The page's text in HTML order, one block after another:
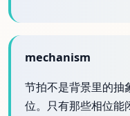
mechanism
节拍不是背景里的抽
位。只有那些相位能